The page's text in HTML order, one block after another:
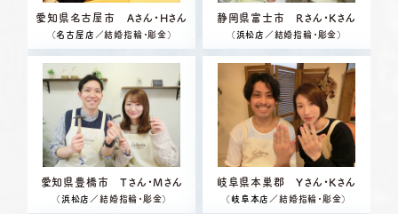
愛知県名古屋市 Aさん・Hさん
（名古屋店 ／結婚指輪・彫金）
静岡県富士市 Rさん・Kさん
（浜松店 ／結婚指輪・彫金）
愛知県豊橋市 Tさん・Mさん
（浜松店 ／結婚指輪・彫金）
岐阜県本巣郡 Yさん・Kさん
（岐阜本店 ／結婚指輪・彫金）